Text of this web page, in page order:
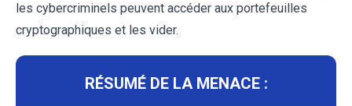
les cybercriminels peuvent accéder aux portefeuilles
cryptographiques et les vider.
RÉSUMÉ DE LA MENACE :